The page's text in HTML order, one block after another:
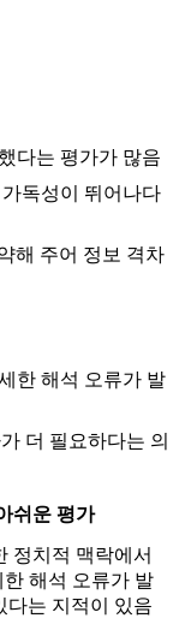
다는 평가가 많음
독성이 뛰어나다
해 주어 정보 격차
한 해석 오류가 발
더 필요하다는 의
쉬운 평가
정치적 맥락에서
해석 오류가 발
다는 지적이 있음